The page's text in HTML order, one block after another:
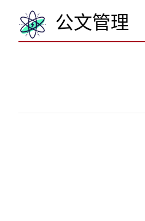
公文管理